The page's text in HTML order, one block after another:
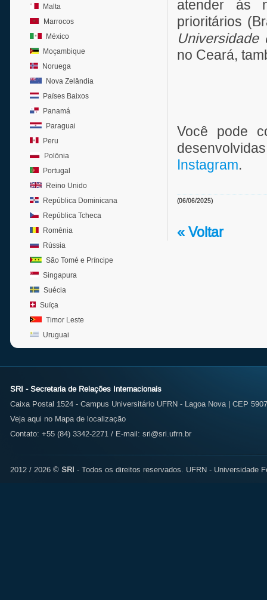
Malta
Marrocos
México
Moçambique
Noruega
Nova Zelândia
Países Baixos
Panamá
Paraguai
Peru
Polônia
Portugal
Reino Unido
República Dominicana
República Tcheca
Romênia
Rússia
São Tomé e Príncipe
Singapura
Suécia
Suíça
Timor Leste
Uruguai
atender às
prioritários
Universidade
no Ceará,
Você pode
Instagram.
(06/06/2025)
« Voltar
SRI - Secretaria de Relações Internacionais
Caixa Postal 1524 - Campus Universitário UFRN - Lagoa Nova | CEP
Veja aqui no Mapa de localização
Contato: +55 (84) 3342-2271 / E-mail: sri@sri.ufrn.br
2012 / 2026 © SRI - Todos os direitos reservados. UFRN - Universidade